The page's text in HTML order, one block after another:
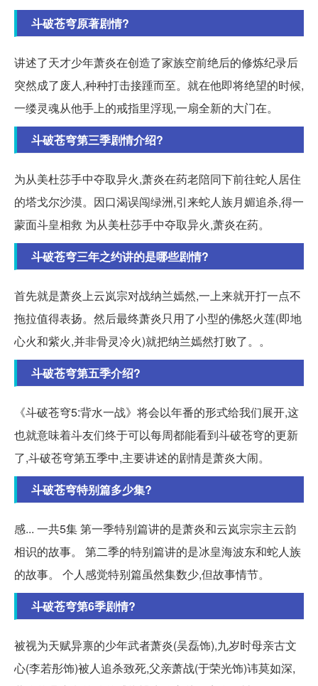
斗破苍穹原著剧情?
讲述了天才少年萧炎在创造了家族空前绝后的修炼纪录后
突然成了废人,种种打击接踵而至。就在他即将绝望的时候,
一缕灵魂从他手上的戒指里浮现,一扇全新的大门在。
斗破苍穹第三季剧情介绍?
为从美杜莎手中夺取异火,萧炎在药老陪同下前往蛇人居住
的塔戈尔沙漠。因口渴误闯绿洲,引来蛇人族月媚追杀,得一
蒙面斗皇相救 为从美杜莎手中夺取异火,萧炎在药。
斗破苍穹三年之约讲的是哪些剧情?
首先就是萧炎上云岚宗对战纳兰嫣然,一上来就开打一点不
拖拉值得表扬。然后最终萧炎只用了小型的佛怒火莲(即地
心火和紫火,并非骨灵冷火)就把纳兰嫣然打败了。。
斗破苍穹第五季介绍?
《斗破苍穹5:背水一战》将会以年番的形式给我们展开,这
也就意味着斗友们终于可以每周都能看到斗破苍穹的更新
了,斗破苍穹第五季中,主要讲述的剧情是萧炎大闹。
斗破苍穹特别篇多少集?
感... 一共5集 第一季特别篇讲的是萧炎和云岚宗宗主云韵
相识的故事。 第二季的特别篇讲的是冰皇海波东和蛇人族
的故事。 个人感觉特别篇虽然集数少,但故事情节。
斗破苍穹第6季剧情?
被视为天赋异禀的少年武者萧炎(吴磊饰),九岁时母亲古文
心(李若彤饰)被人追杀致死,父亲萧战(于荣光饰)讳莫如深,